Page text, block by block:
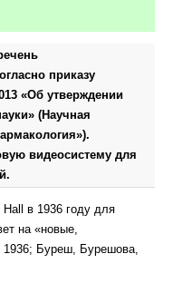
приказу
«Об утверждении
(Научная
видеосистему для
в 1936 году для
на «новые,
1936; Буреш, Бурешова,